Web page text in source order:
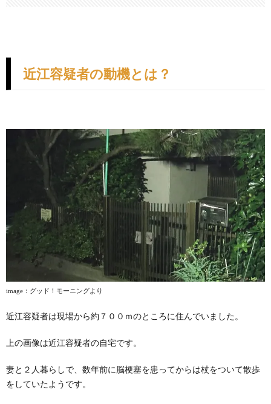
近江容疑者の動機とは？
image ：グッド！モーニングより
近江容疑者は現場から約７００ｍのところに住んでいました。
上の画像は近江容疑者の自宅です。
妻と２人暮らしで、数年前に脳梗塞を患ってからは杖をついて散歩
をしていたようです。